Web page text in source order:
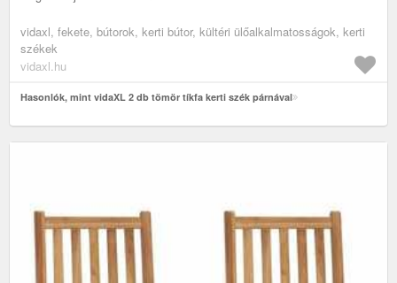
vidaxl, fekete, bútorok, kerti bútor, kültéri ülőalkalmatosságok, kerti
székek
vidaxl.hu
Hasonlók, mint vidaXL 2 db tömör tíkfa kerti szék párnával